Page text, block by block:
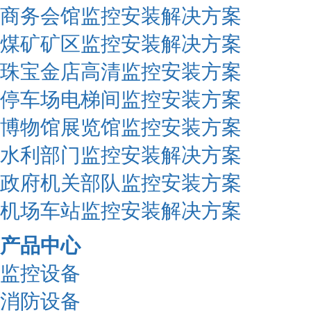
商务会馆监控安装解决方案
煤矿矿区监控安装解决方案
珠宝金店高清监控安装方案
停车场电梯间监控安装方案
博物馆展览馆监控安装方案
水利部门监控安装解决方案
政府机关部队监控安装方案
机场车站监控安装解决方案
产品中心
监控设备
消防设备